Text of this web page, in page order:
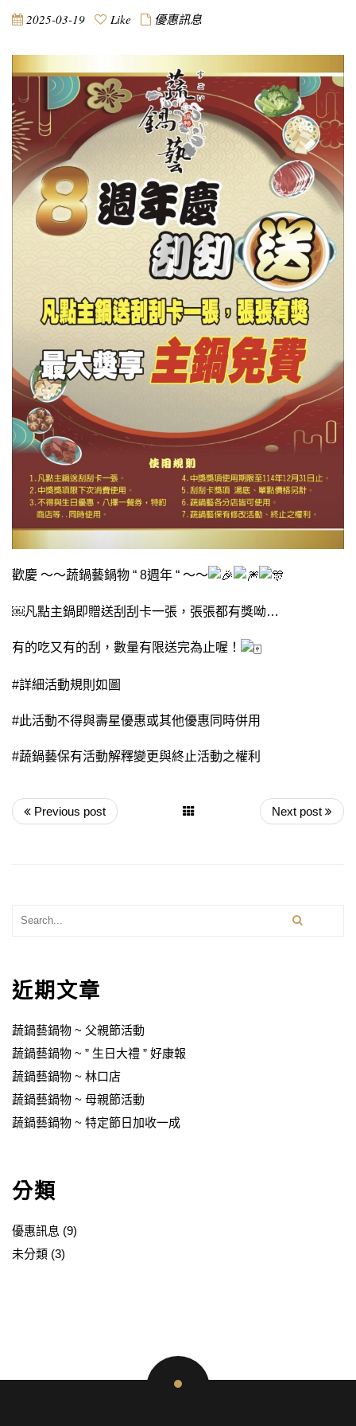
2025-03-19 Like 優惠訊息
歡慶 ～～蔬鍋藝鍋物 “ 8週年 “ ～～
￼凡點主鍋即贈送刮刮卡一張，張張都有獎呦…
有的吃又有的刮，數量有限送完為止喔！
#詳細活動規則如圖
#此活動不得與壽星優惠或其他優惠同時併用
#蔬鍋藝保有活動解釋變更與終止活動之權利
Previous post Next post
近期文章
蔬鍋藝鍋物 ~ 父親節活動
蔬鍋藝鍋物 ~ ” 生日大禮 ” 好康報
蔬鍋藝鍋物 ~ 林口店
蔬鍋藝鍋物 ~ 母親節活動
蔬鍋藝鍋物 ~ 特定節日加收一成
分類
優惠訊息 (9)
未分類 (3)